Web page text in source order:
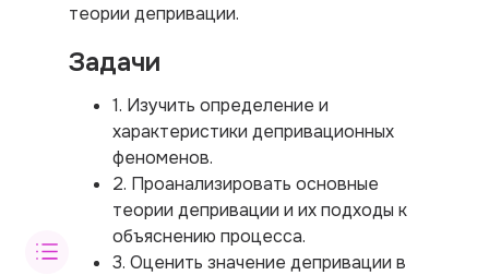
теории депривации.
Задачи
1. Изучить определение и
характеристики депривационных
феноменов.
2. Проанализировать основные
теории депривации и их подходы к
объяснению процесса.
3. Оценить значение депривации в